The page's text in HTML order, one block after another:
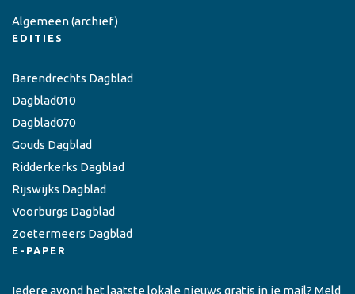
Algemeen(archief)
EDITIES
Barendrechts Dagblad
Dagblad010
Dagblad070
Gouds Dagblad
Ridderkerks Dagblad
Rijswijks Dagblad
Voorburgs Dagblad
Zoetermeers Dagblad
E-PAPER
Iedere avond het laatste lokale nieuws gratis in je mail? Meld